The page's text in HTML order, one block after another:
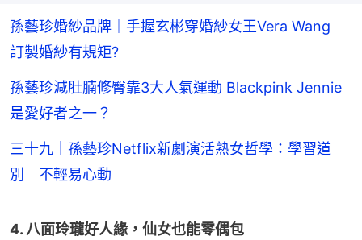
孫藝珍婚紗品牌｜手握玄彬穿婚紗女王Vera Wang
訂製婚紗有規矩?
孫藝珍減肚腩修臀靠3大人氣運動 Blackpink Jennie
是愛好者之一？
三十九｜孫藝珍Netflix新劇演活熟女哲學：學習道
別 不輕易心動
4. 八面玲瓏好人緣，仙女也能零偶包